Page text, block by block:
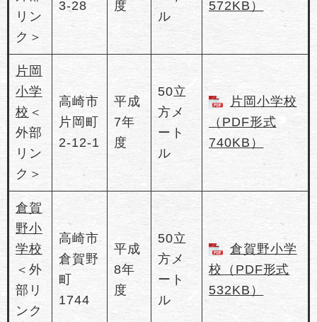
リン
ク＞
3-28 度
ル
572KB）
片岡
小学
校 ＜
外部
リン
ク＞
高崎市
片岡町
2-12-1
平成
7年
度
50立
方メ
ート
ル
片岡小学校
（PDF形式
740KB）
倉賀
野小
学校
＜外
部リ
ンク
高崎市
倉賀野
町
1744
平成
8年
度
50立
方メ
ート
ル
倉賀野小学
校（PDF形式
532KB）